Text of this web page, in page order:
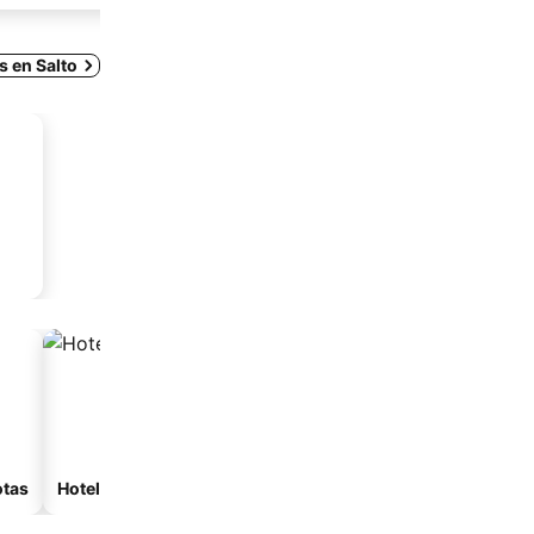
en Salto
Hoteles con spa